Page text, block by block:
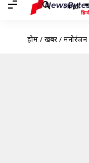
Hindi
होम / खबरें /